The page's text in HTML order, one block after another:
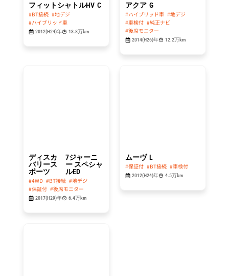
フィットシャトルHV C
#BT接続 #地デジ
#ハイブリッド車
2012(H24)年 13.8万km
アクア G
#ハイブリッド車 #地デジ
#車検付 #純正ナビ
#後席モニター
2014(H26)年 12.2万km
ディスカ
バリース
ポーツ
7ジャーニ
ー スペシャ
ルED
#4WD #BT接続 #地デジ
#保証付 #後席モニター
2017(H29)年 6.4万km
ムーヴ L
#保証付 #BT接続 #車検付
2012(H24)年 4.5万km